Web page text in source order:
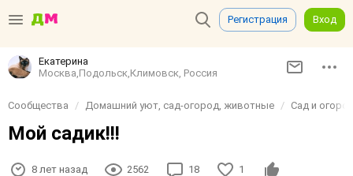
Регистрация Вход
Екатерина
Москва,Подольск,Климовск, Россия
Сообщества Домашний уют, сад-огород, животные Сад и
Мой садик!!!
8 лет назад 2562 18 1